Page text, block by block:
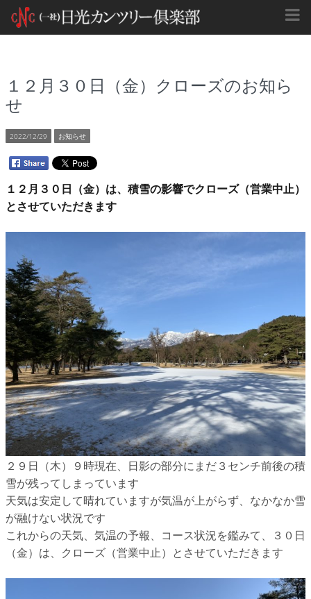
１２月３０日（金）クローズのお知ら
せ
2022/12/29 お知らせ
１２月３０日（金）は、積雪の影響でクローズ（営業中止）
とさせていただきます
２９日（木）９時現在、日影の部分にまだ３センチ前後の積
雪が残ってしまっています
天気は安定して晴れていますが気温が上がらず、なかなか雪
が融けない状況です
これからの天気、気温の予報、コース状況を鑑みて、３０日
（金）は、クローズ（営業中止）とさせていただきます